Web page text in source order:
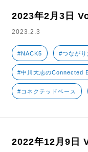
2023年2月3日
2023.2.3
#NACK5 #つなが
#中川大志のConnected
#コネクテッドベース
2022年12月9日